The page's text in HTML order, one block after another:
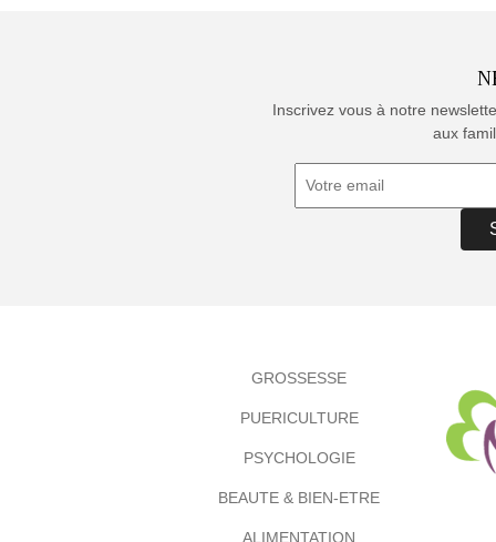
Inscrivez vous à notre
aux
GROSSESSE
PUERICULTURE
PSYCHOLOGIE
BEAUTE & BIEN-ETRE
ALIMENTATION